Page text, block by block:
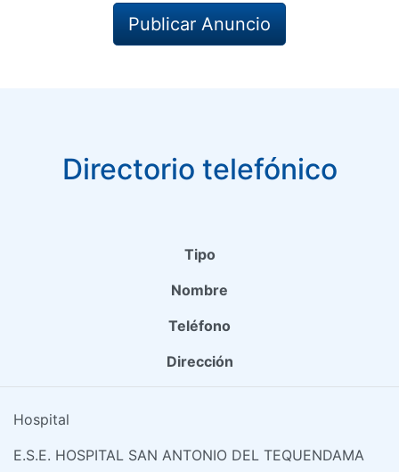
Publicar Anuncio
Directorio telefónico
Tipo
Nombre
Teléfono
Dirección
Hospital
E.S.E. HOSPITAL SAN ANTONIO DEL TEQUENDAMA